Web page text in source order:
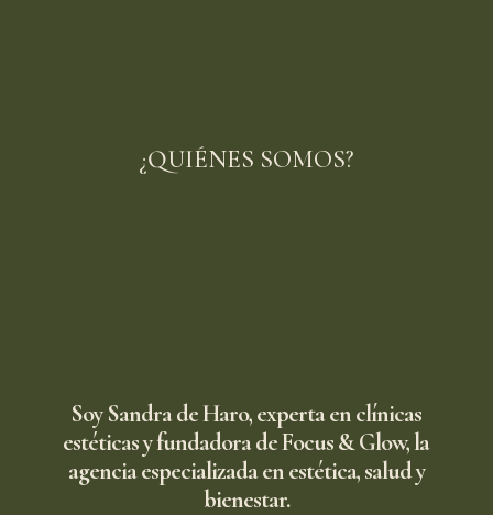
¿QUIÉNES SOMOS?
Soy Sandra de Haro, experta en clínicas
estéticas y fundadora de Focus & Glow, la
agencia especializada en estética, salud y
bienestar.